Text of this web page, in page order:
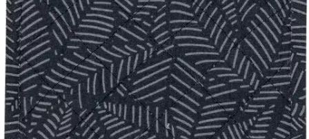
Kauniilla painetulla kuosilla somistettu House Outline leaves -
patalappu yhdistää tyylikkyyden ja käytännöllisyyden keittiössäsi.
Patalapun päällinen on valmistettu 100 % puuvillasta, ja täytteenä on
100 % polyesteriä. Yhdistä patalappu muihin saman kuosin
keittiötekstiileihin luodaksesi yhtenäisen ilmeen.
Lisätietoja